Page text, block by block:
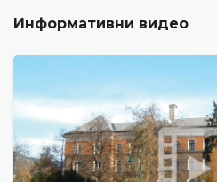
Информативни видео